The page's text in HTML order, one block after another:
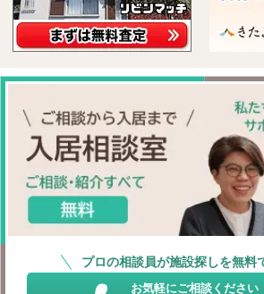
プロの相談員が施設探しを無料
お気軽にご相談ください